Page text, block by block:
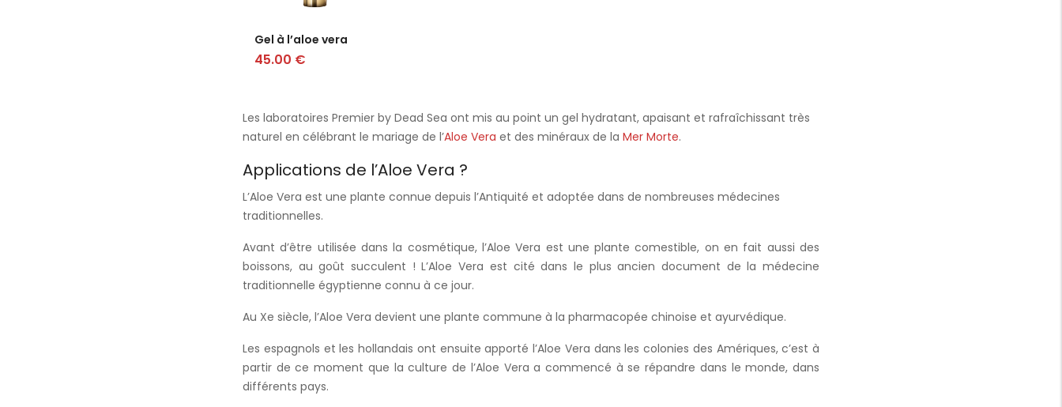
Gel à l’aloe vera
45.00 €
Les laboratoires Premier by Dead Sea ont mis au point un gel hydratant, apaisant et rafraîchissant très
naturel en célébrant le mariage de l’Aloe Vera et des minéraux de la Mer Morte.
Applications de l’Aloe Vera ?
L’Aloe Vera est une plante connue depuis l’Antiquité et adoptée dans de nombreuses médecines
traditionnelles.
Avant d’être utilisée dans la cosmétique, l’Aloe Vera est une plante comestible, on en fait aussi des
boissons, au goût succulent ! L’Aloe Vera est cité dans le plus ancien document de la médecine
traditionnelle égyptienne connu à ce jour.
Au Xe siècle, l’Aloe Vera devient une plante commune à la pharmacopée chinoise et ayurvédique.
Les espagnols et les hollandais ont ensuite apporté l’Aloe Vera dans les colonies des Amériques, c’est à
partir de ce moment que la culture de l’Aloe Vera a commencé à se répandre dans le monde, dans
différents pays.